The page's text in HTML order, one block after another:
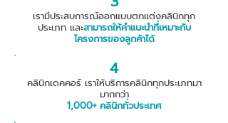
​เรามีประสบการณ์ออกแบบตกแต่งคลินิกทุก
ประเภท และสามารถให้คำแนะนำที่เหมาะกับ
โครงการของลูกค้าได้
4
คลินิกเดคคอร์ เราให้บริการคลินิกทุกประเภทมา
มากกว่า
1,000+ คลินิกทั่วประเทศ